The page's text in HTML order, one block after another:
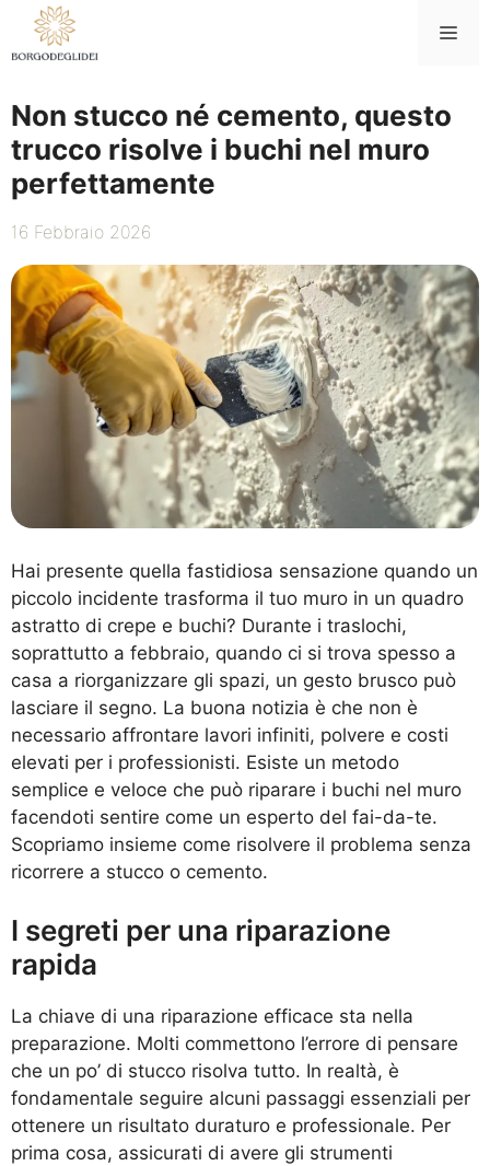
contenuto
Non stucco né cemento, questo
trucco risolve i buchi nel muro
perfettamente
16 Febbraio 2026
Hai presente quella fastidiosa sensazione quando un
piccolo incidente trasforma il tuo muro in un quadro
astratto di crepe e buchi? Durante i traslochi,
soprattutto a febbraio, quando ci si trova spesso a
casa a riorganizzare gli spazi, un gesto brusco può
lasciare il segno. La buona notizia è che non è
necessario affrontare lavori infiniti, polvere e costi
elevati per i professionisti. Esiste un metodo
semplice e veloce che può riparare i buchi nel muro
facendoti sentire come un esperto del fai-da-te.
Scopriamo insieme come risolvere il problema senza
ricorrere a stucco o cemento.
I segreti per una riparazione
rapida
La chiave di una riparazione efficace sta nella
preparazione. Molti commettono l’errore di pensare
che un po’ di stucco risolva tutto. In realtà, è
fondamentale seguire alcuni passaggi essenziali per
ottenere un risultato duraturo e professionale. Per
prima cosa, assicurati di avere gli strumenti